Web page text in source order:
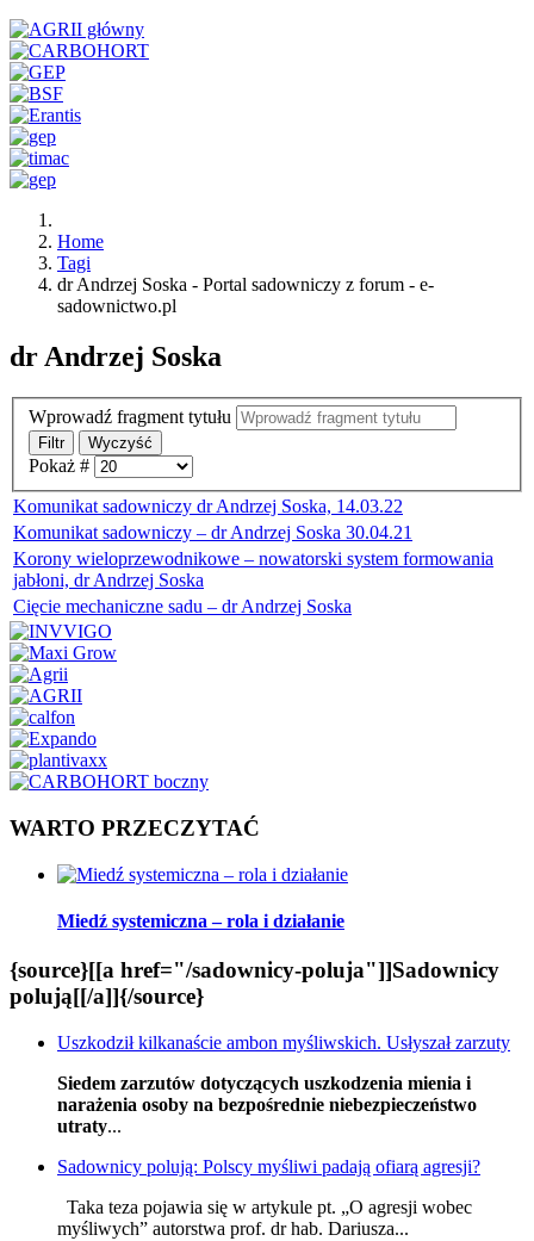
Home
Tagi
dr Andrzej Soska - Portal sadowniczy z forum - e-
sadownictwo.pl
dr Andrzej Soska
Wprowadź fragment tytułu
Filtr Wyczyść
Pokaż #
Komunikat sadowniczy dr Andrzej Soska, 14.03.22
Komunikat sadowniczy – dr Andrzej Soska 30.04.21
Korony wieloprzewodnikowe – nowatorski system formowania
jabłoni, dr Andrzej Soska
Cięcie mechaniczne sadu – dr Andrzej Soska
WARTO PRZECZYTAĆ
Miedź systemiczna – rola i działanie
{source}[[a href="/sadownicy-poluja"]]Sadownicy
polują[[/a]]{/source}
Uszkodził kilkanaście ambon myśliwskich. Usłyszał zarzuty
Siedem zarzutów dotyczących uszkodzenia mienia i
narażenia osoby na bezpośrednie niebezpieczeństwo
utraty...
Sadownicy polują: Polscy myśliwi padają ofiarą agresji?
Taka teza pojawia się w artykule pt. „O agresji wobec
myśliwych” autorstwa prof. dr hab. Dariusza...